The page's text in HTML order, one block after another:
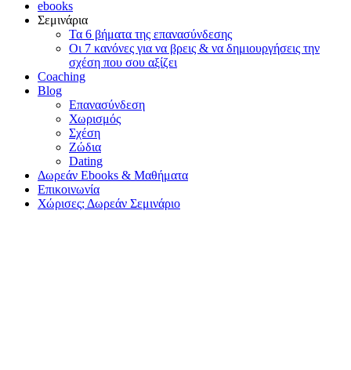
ebooks
Σεμινάρια
Τα 6 βήματα της επανασύνδεσης
Οι 7 κανόνες για να βρεις & να δημιουργήσεις την
σχέση που σου αξίζει
Coaching
Blog
Επανασύνδεση
Χωρισμός
Σχέση
Ζώδια
Dating
Δωρεάν Ebooks & Μαθήματα
Επικοινωνία
Χώρισες; Δωρεάν Σεμινάριο